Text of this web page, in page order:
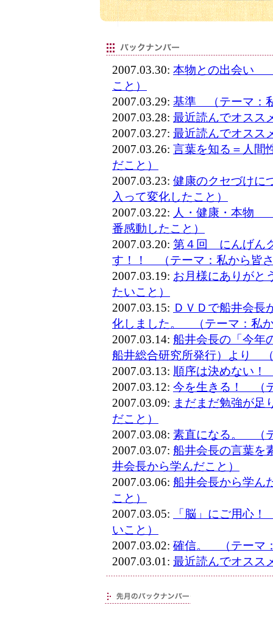
2007.03.30: 本物との出会い
こと）
2007.03.29: 基準 （テーマ：
2007.03.28: 最近読んでオスス
2007.03.27: 最近読んでオスス
2007.03.26: 言葉を知る＝人間
だこと）
2007.03.23: 健康のクセづけに
入って変化したこと）
2007.03.22: 人・健康・本物
番感動したこと）
2007.03.20: 第４回 にんげん
す！！ （テーマ：私から皆
2007.03.19: お月様にありが
たいこと）
2007.03.15: ＤＶＤで船井会長
化しました。 （テーマ：私
2007.03.14: 船井会長の「今年
船井総合研究所発行）より
2007.03.13: 順序は決めない
2007.03.12: 今を生きる！ （
2007.03.09: まだまだ勉強が
だこと）
2007.03.08: 素直になる。 （
2007.03.07: 船井会長の言葉
井会長から学んだこと）
2007.03.06: 船井会長から学ん
こと）
2007.03.05:
「脳」にご用心
いこと）
2007.03.02: 確信。 （テーマ
2007.03.01: 最近読んでオスス